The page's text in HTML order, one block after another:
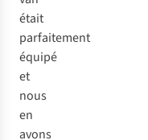
était
parfaitement
équipé
et
nous
en
avons